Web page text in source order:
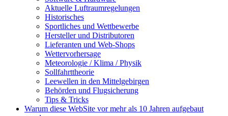
Aktuelle Luftraumregelungen
Historisches
Sportliches und Wettbewerbe
Hersteller und Distributoren
Lieferanten und Web-Shops
Wettervorhersage
Meteorologie / Klima / Physik
Sollfahrttheorie
Leewellen in den Mittelgebirgen
Behörden und Flugsicherung
Tips & Tricks
Warum diese WebSite vor mehr als 10 Jahren aufgebaut